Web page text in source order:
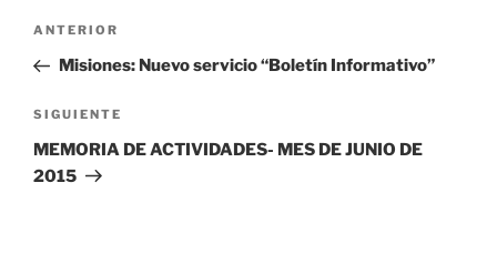
Navegación
entradas
Entrada
anterior
ANTERIOR
Misiones: Nuevo servicio “Boletín Informativo”
Siguiente
entrada
SIGUIENTE
MEMORIA DE ACTIVIDADES- MES DE JUNIO DE
2015